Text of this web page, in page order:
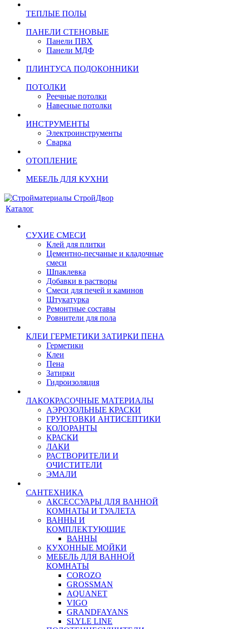
ТЕПЛЫЕ ПОЛЫ
ПАНЕЛИ СТЕНОВЫЕ
Панели ПВХ
Панели МДФ
ПЛИНТУСА ПОДОКОННИКИ
ПОТОЛКИ
Реечные потолки
Навесные потолки
ИНСТРУМЕНТЫ
Электроинструменты
Сварка
ОТОПЛЕНИЕ
МЕБЕЛЬ ДЛЯ КУХНИ
Каталог
СУХИЕ СМЕСИ
Клей для плитки
Цементно-песчаные и кладочные
смеси
Шпаклевка
Добавки в растворы
Смеси для печей и каминов
Штукатурка
Ремонтные составы
Ровнители для пола
КЛЕИ ГЕРМЕТИКИ ЗАТИРКИ ПЕНА
Герметики
Клеи
Пена
Затирки
Гидроизоляция
ЛАКОКРАСОЧНЫЕ МАТЕРИАЛЫ
АЭРОЗОЛЬНЫЕ КРАСКИ
ГРУНТОВКИ АНТИСЕПТИКИ
КОЛОРАНТЫ
КРАСКИ
ЛАКИ
РАСТВОРИТЕЛИ И
ОЧИСТИТЕЛИ
ЭМАЛИ
САНТЕХНИКА
АКСЕССУАРЫ ДЛЯ ВАННОЙ
КОМНАТЫ И ТУАЛЕТА
ВАННЫ И
КОМПЛЕКТУЮЩИЕ
ВАННЫ
КУХОННЫЕ МОЙКИ
МЕБЕЛЬ ДЛЯ ВАННОЙ
КОМНАТЫ
COROZO
GROSSMAN
AQUANET
VIGO
GRANDFAYANS
SLYLE LINE